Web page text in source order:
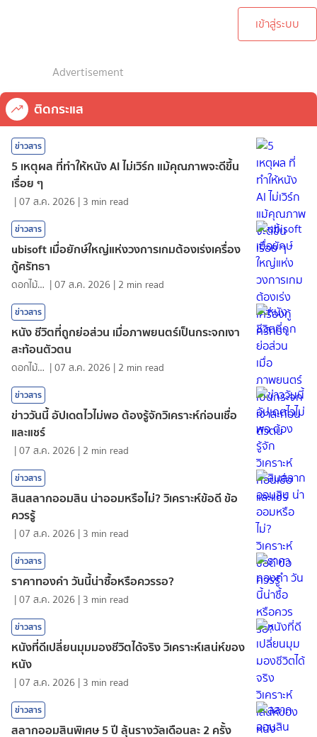
เข้าสู่ระบบ
Advertisement
ติดกระแส
ข่าวสาร
5 เหตุผล ที่ทำให้หนัง AI ไม่เวิร์ก แม้คุณภาพจะดีขึ้น
เรื่อย ๆ
|07 ส.ค. 2026 | 3 min read
ข่าวสาร
ubisoft เมื่อยักษ์ใหญ่แห่งวงการเกมต้องเร่งเครื่อง
กู้ศรัทธา
ดอกไม้กับสายน้ำ |07 ส.ค. 2026 | 2 min read
ข่าวสาร
หนัง ชีวิตที่ถูกย่อส่วน เมื่อภาพยนตร์เป็นกระจกเงา
สะท้อนตัวตน
ดอกไม้กับสายน้ำ |07 ส.ค. 2026 | 2 min read
ข่าวสาร
ข่าววันนี้ อัปเดตไวไม่พอ ต้องรู้จักวิเคราะห์ก่อนเชื่อ
และแชร์
|07 ส.ค. 2026 | 2 min read
ข่าวสาร
สินสลากออมสิน น่าออมหรือไม่? วิเคราะห์ข้อดี ข้อ
ควรรู้
|07 ส.ค. 2026 | 3 min read
ข่าวสาร
ราคาทองคํา วันนี้น่าซื้อหรือควรรอ?
|07 ส.ค. 2026 | 3 min read
ข่าวสาร
หนังที่ดีเปลี่ยนมุมมองชีวิตได้จริง วิเคราะห์เสน่ห์ของ
หนัง
|07 ส.ค. 2026 | 3 min read
ข่าวสาร
สลากออมสินพิเศษ 5 ปี ลุ้นรางวัลเดือนละ 2 ครั้ง